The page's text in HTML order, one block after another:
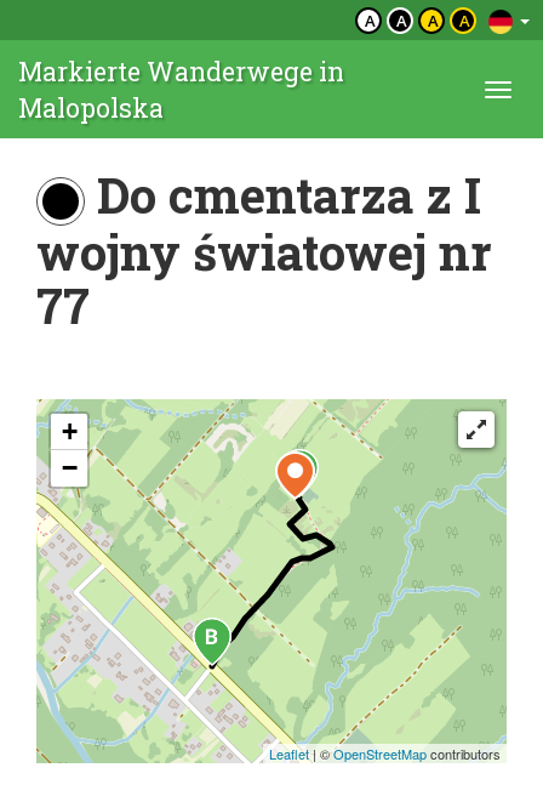
A A A A
Markierte Wanderwege in
Malopolska
Do cmentarza z I
wojny światowej nr
77
+
−
Leaflet|©OpenStreetMapcontributors